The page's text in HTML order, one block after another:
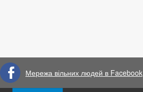
Мережа вільних людей в Facebook